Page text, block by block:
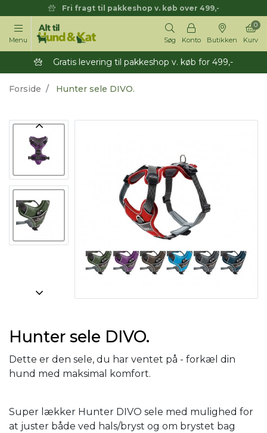
Fri fragt til pakkeshop v. køb over 499,-
Menu Søg Konto Butikken Kurv
0
Gratis levering til pakkeshop v. køb for 499,-
Forside Hunter sele DIVO.
Hunter sele DIVO.
Dette er den sele, du har ventet på - forkæl din
hund med maksimal komfort.
Super lækker Hunter DIVO sele med mulighed for
at juster både ved hals/bryst og om brystet bag